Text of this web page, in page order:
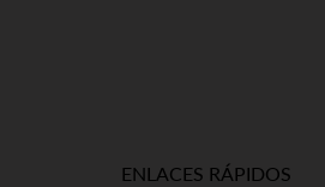
ENLACES RÁPIDOS